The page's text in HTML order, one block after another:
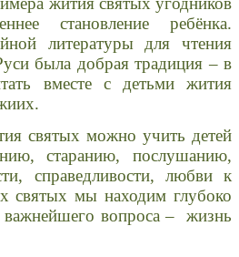
становление ребёнка.
литературы для чтения
была добрая традиция – в
вместе с детьми жития
святых можно учить детей
старанию, послушанию,
справедливости, любви к
святых мы находим глубоко
важнейшего вопроса – жизнь